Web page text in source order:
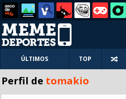
ÚLTIMOS TOP
Perfil de tomakio